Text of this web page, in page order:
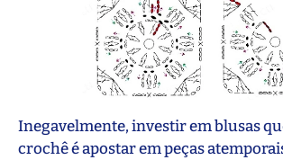
Inegavelmente, investir em blusas
crochê é apostar em peças